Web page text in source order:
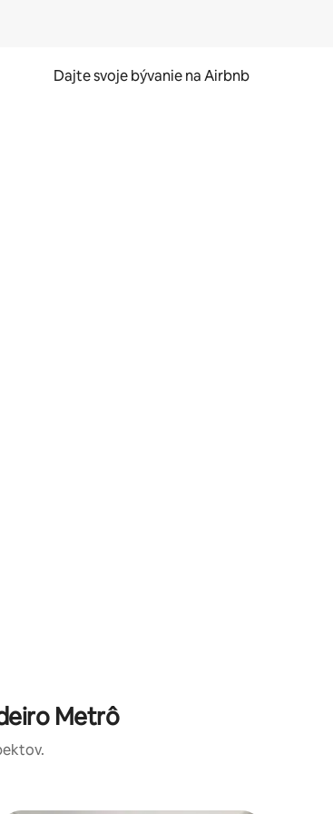
Dajte svoje bývanie na Airbnb
gest či potiahnutia prstom.
Metrô